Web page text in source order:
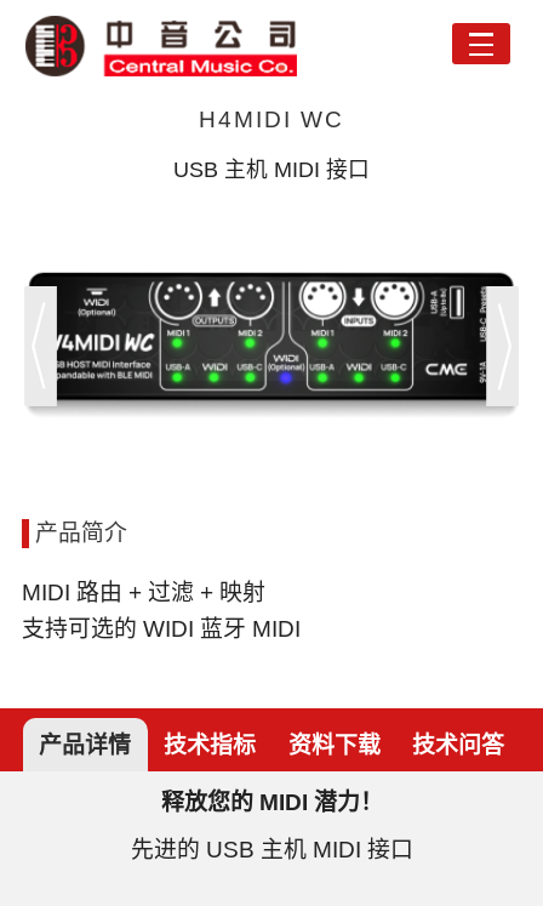
Toggle
H4MIDI WC
USB 主机 MIDI 接口
产品简介
MIDI 路由 + 过滤 + 映射
支持可选的 WIDI 蓝牙 MIDI
产品详情 技术指标 资料下载 技术问答
释放您的 MIDI 潜力！
先进的 USB 主机 MIDI 接口